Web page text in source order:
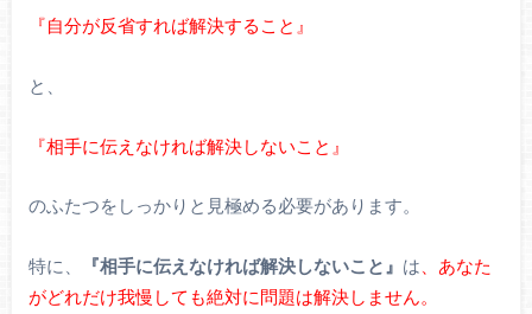
『自分が反省すれば解決すること』
と、
『相手に伝えなければ解決しないこと』
のふたつをしっかりと見極める必要があります。
特に、 『相手に伝えなければ解決しないこと』 は 、あなた
がどれだけ我慢しても絶対に問題は解決しません。